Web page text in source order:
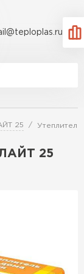
25
25